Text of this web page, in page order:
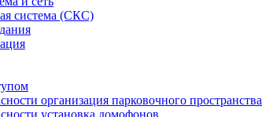
система (СКС)
организация парковочного пространства
установка домофонов